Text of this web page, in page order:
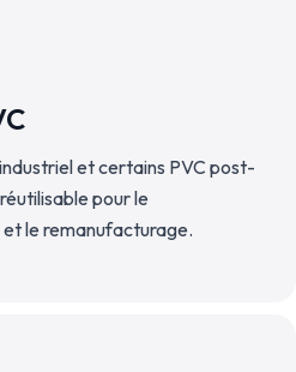
et certains PVC post-
pour le
le remanufacturage.